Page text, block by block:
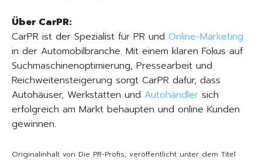
Über CarPR:
CarPR ist der Spezialist für PR und Online-Marketing
in der Automobilbranche. Mit einem klaren Fokus auf
Suchmaschinenoptimierung, Pressearbeit und
Reichweitensteigerung sorgt CarPR dafür, dass
Autohäuser, Werkstätten und Autohändler sich
erfolgreich am Markt behaupten und online Kunden
gewinnen.
Originalinhalt von Die PR-Profis, veröffentlicht unter dem Titel